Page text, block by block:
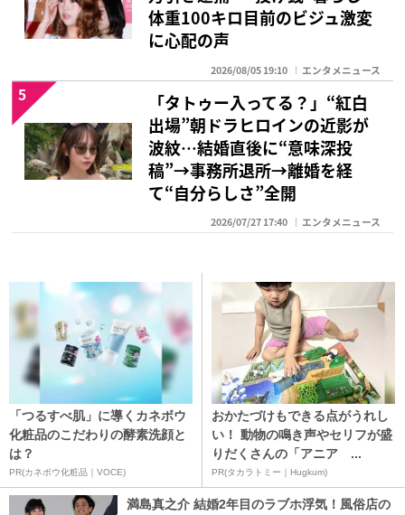
体重100キロ目前のビジュ激変
に心配の声
2026/08/05 19:10 エンタメニュース
「タトゥー入ってる？」“紅白
出場”朝ドラヒロインの近影が
波紋…結婚直後に“意味深投
稿”→事務所退所→離婚を経
て“自分らしさ”全開
2026/07/27 17:40 エンタメニュース
5
「つるすべ肌」に導くカネボウ
化粧品のこだわりの酵素洗顔と
は？
PR(カネボウ化粧品｜VOCE)
おかたづけもできる点がうれし
い！ 動物の鳴き声やセリフが盛
りだくさんの「アニア ...
PR(タカラトミー｜Hugkum)
満島真之介 結婚2年目のラブホ浮気！風俗店の